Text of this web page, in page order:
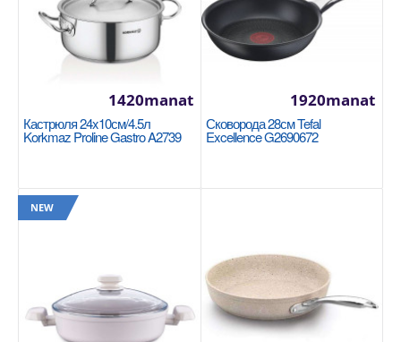
1400manat
Кастрюля 24x10см/4.5л
Korkmaz Proline Gastro A2739
1420manat
Сковорода 28см Tefal
Excellence G2690672
1920manat
NEW